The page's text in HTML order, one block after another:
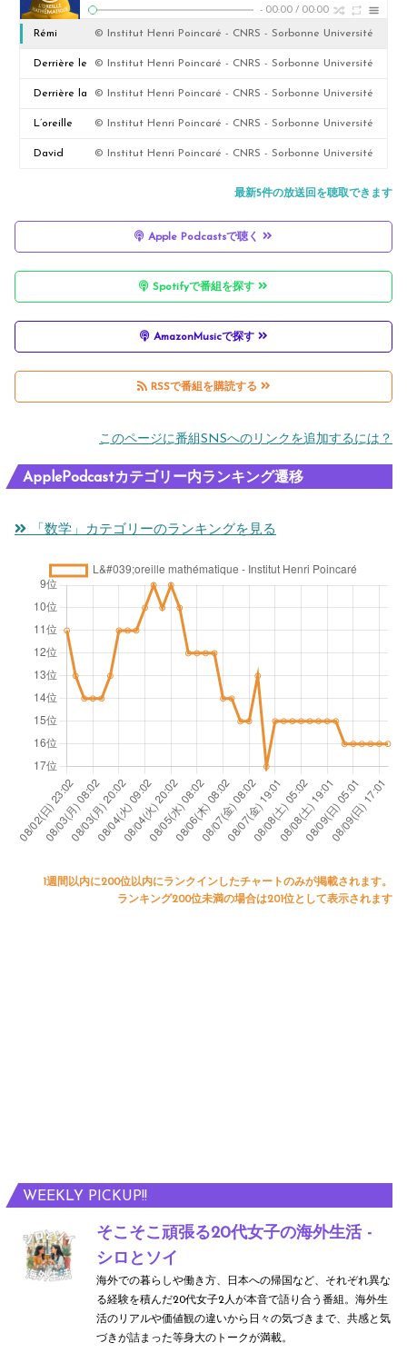
WEEKLY PICKUP!!
そこそこ頑張る20代女子の海外生活 -
シロとソイ
海外での暮らしや働き方、日本への帰国など、それぞれ異な
る経験を積んだ20代女子2人が本音で語り合う番組。海外生
活のリアルや価値観の違いから日々の気づきまで、共感と気
づきが詰まった等身大のトークが満載。
- 00:00 / 00:00
Rémi
Coulon, de
l'esthétique
de la
géométrie
© Institut Henri Poincaré - CNRS - Sorbonne Université
Derrière le
nœud, une
histoire…
d’invariants
© Institut Henri Poincaré - CNRS - Sorbonne Université
Derrière la
robe, une
histoire de…
© Institut Henri Poincaré - CNRS - Sorbonne Université
L’oreille
mathématiq
© Institut Henri Poincaré - CNRS - Sorbonne Université
David © Institut Henri Poincaré - CNRS - Sorbonne Université
最新5件の放送回を聴取できます
Apple Podcastsで聴く
Spotifyで番組を探す
AmazonMusicで探す
RSSで番組を購読する
このページに番組SNSへのリンクを追加するには？
ApplePodcastカテゴリー内ランキング遷移
「数学」カテゴリーのランキングを見る
1週間以内に200位以内にランクインしたチャートのみが掲載されます。
ランキング200位未満の場合は201位として表示されます